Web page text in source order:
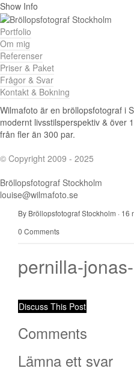
Show Info
Portfolio
Om mig
Referenser
Priser & Paket
Frågor & Svar
Kontakt & Bokning
Wilmafoto är en bröllopsfotograf i
modernt livsstilsperspektiv & över
från fler än 300 par.
© Copyright 2009 - 2025
Bröllopsfotograf Stockholm
louise@wilmafoto.se
By Bröllopsfotograf Stockholm · 16
0 Comments
pernilla-
Discuss This Post
Comments
Lämna ett svar